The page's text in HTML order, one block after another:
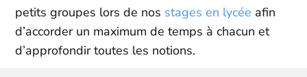
petits groupes lors de nos stages en lycée afin
d’accorder un maximum de temps à chacun et
d’approfondir toutes les notions.